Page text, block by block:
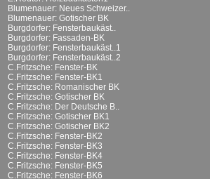
Blumenauer: Neues Schweizer..
Blumenauer: Gotischer BK
Burgdorfer: Fensterbaukäst..
Burgdorfer: Fassaden-BK
Burgdorfer: Fensterbaukäst..1
Burgdorfer: Fensterbaukäst..2
C.Fritzsche: Fenster-BK
C.Fritzsche: Fenster-BK1
C.Fritzsche: Romanischer BK
C.Fritzsche: Gotischer BK
C.Fritzsche: Der Deutsche B..
C.Fritzsche: Gotischer BK1
C.Fritzsche: Gotischer BK2
C.Fritzsche: Fenster-BK2
C.Fritzsche: Fenster-BK3
C.Fritzsche: Fenster-BK4
C.Fritzsche: Fenster-BK5
C.Fritzsche: Fenster-BK6